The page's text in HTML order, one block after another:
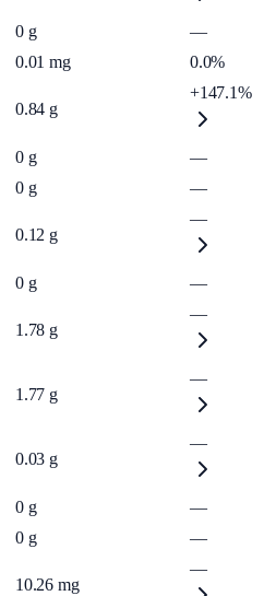
0 g
—
0.01 mg 0.0%
0.84 g
+147.1%
0 g
—
0 g —
0.12 g
—
0 g
—
1.78 g
—
1.77 g
—
0.03 g
—
0 g
—
0 g —
10.26 mg
—